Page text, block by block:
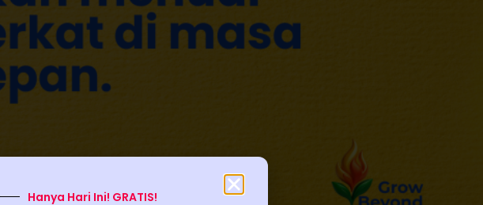
Hanya Hari Ini! GRATIS!